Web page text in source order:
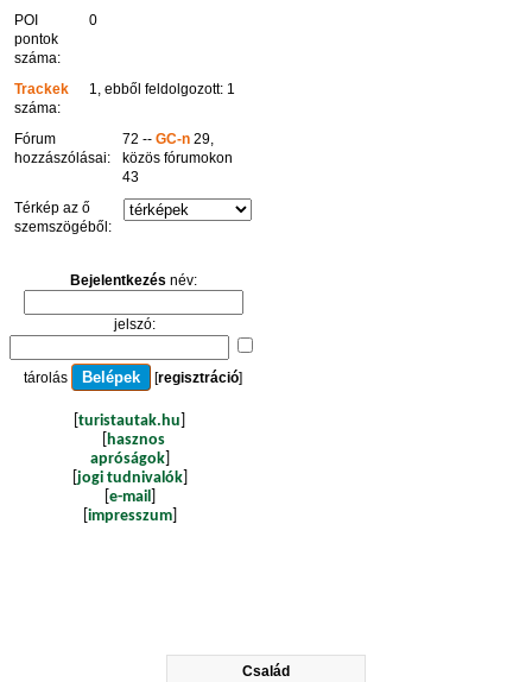
Család
POI
pontok
száma:
0
Trackek
száma:
1, ebből feldolgozott: 1
Fórum
hozzászólásai:
72 --GC-n 29,
közös fórumokon
43
Térkép az ő
szemszögéből:
Bejelentkezés név:
jelszó:
tárolás [regisztráció]
[turistautak.hu
hasznos
apróságok]
jogi tudnivalók]
e-mail
impresszum]